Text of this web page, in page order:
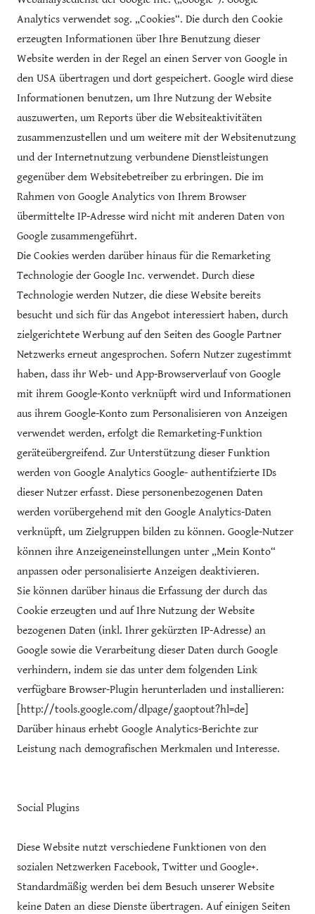
Analytics verwendet sog. „Cookies“. Die durch den Cookie
erzeugten Informationen über Ihre Benutzung dieser
Website werden in der Regel an einen Server von Google in
den USA übertragen und dort gespeichert. Google wird diese
Informationen benutzen, um Ihre Nutzung der Website
auszuwerten, um Reports über die Websiteaktivitäten
zusammenzustellen und um weitere mit der Websitenutzung
und der Internetnutzung verbundene Dienstleistungen
gegenüber dem Websitebetreiber zu erbringen. Die im
Rahmen von Google Analytics von Ihrem Browser
übermittelte IP-Adresse wird nicht mit anderen Daten von
Google zusammengeführt.
Die Cookies werden darüber hinaus für die Remarketing
Technologie der Google Inc. verwendet. Durch diese
Technologie werden Nutzer, die diese Website bereits
besucht und sich für das Angebot interessiert haben, durch
zielgerichtete Werbung auf den Seiten des Google Partner
Netzwerks erneut angesprochen. Sofern Nutzer zugestimmt
haben, dass ihr Web- und App-Browserverlauf von Google
mit ihrem Google-Konto verknüpft wird und Informationen
aus ihrem Google-Konto zum Personalisieren von Anzeigen
verwendet werden, erfolgt die Remarketing-Funktion
geräteübergreifend. Zur Unterstützung dieser Funktion
werden von Google Analytics Google- authentifzierte IDs
dieser Nutzer erfasst. Diese personenbezogenen Daten
werden vorübergehend mit den Google Analytics-Daten
verknüpft, um Zielgruppen bilden zu können. Google-Nutzer
können ihre Anzeigeneinstellungen unter „Mein Konto“
anpassen oder personalisierte Anzeigen deaktivieren.
Sie können darüber hinaus die Erfassung der durch das
Cookie erzeugten und auf Ihre Nutzung der Website
bezogenen Daten (inkl. Ihrer gekürzten IP-Adresse) an
Google sowie die Verarbeitung dieser Daten durch Google
verhindern, indem sie das unter dem folgenden Link
verfügbare Browser-Plugin herunterladen und installieren:
[http://tools.google.com/dlpage/gaoptout?hl=de]
Darüber hinaus erhebt Google Analytics-Berichte zur
Leistung nach demografischen Merkmalen und Interesse.
Social Plugins
Diese Website nutzt verschiedene Funktionen von den
sozialen Netzwerken Facebook, Twitter und Google+.
Standardmäßig werden bei dem Besuch unserer Website
keine Daten an diese Dienste übertragen. Auf einigen Seiten